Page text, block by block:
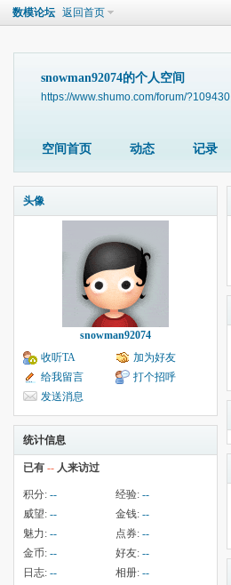
数模论坛 返回首页
snowman92074的个人空间
https://www.shumo.com/forum/?109430
空间首页 动态 记录
头像
snowman92074
收听TA
加为好友
给我留言
打个招呼
发送消息
统计信息
已有 -- 人来访过
积分: -- 经验: --
威望: -- 金钱: --
魅力: -- 点券: --
金币: -- 好友: --
日志: -- 相册: --